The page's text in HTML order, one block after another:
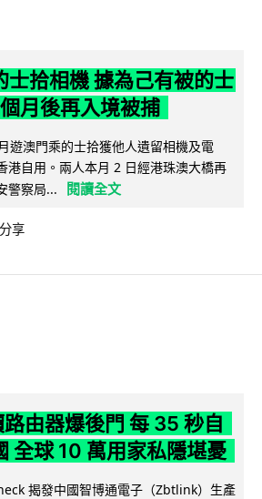
士拾相機 據為己有被的士
月後再入境被捕
遊澳門乘的士拾獲他人遺留相機及電
港自用。兩人本月 2 日經港珠澳大橋再
警察局...
閱讀全文
分享
由器爆後門 每 35 秒自
全球 10 萬用家私隱堪憂
揭發中國智博通電子（Zbtlink）生產